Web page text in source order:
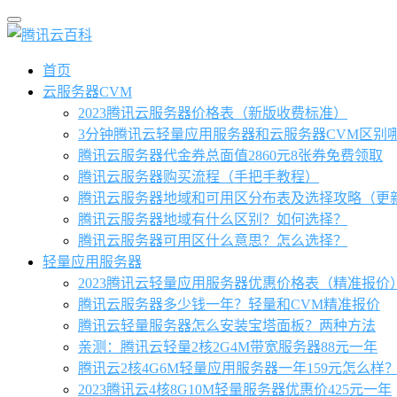
首页
云服务器CVM
2023腾讯云服务器价格表（新版收费标准）
3分钟腾讯云轻量应用服务器和云服务器CVM区别
腾讯云服务器代金券总面值2860元8张券免费领取
腾讯云服务器购买流程（手把手教程）
腾讯云服务器地域和可用区分布表及选择攻略（更
腾讯云服务器地域有什么区别？如何选择？
腾讯云服务器可用区什么意思？怎么选择？
轻量应用服务器
2023腾讯云轻量应用服务器优惠价格表（精准报价）
腾讯云服务器多少钱一年？轻量和CVM精准报价
腾讯云轻量服务器怎么安装宝塔面板？两种方法
亲测：腾讯云轻量2核2G4M带宽服务器88元一年
腾讯云2核4G6M轻量应用服务器一年159元怎么样？
2023腾讯云4核8G10M轻量服务器优惠价425元一年